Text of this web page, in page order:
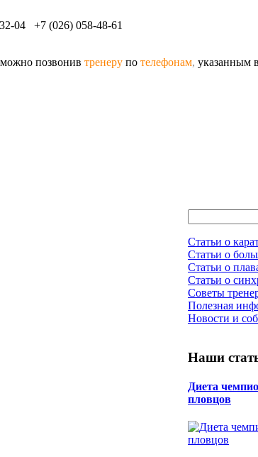
04 +7 (026) 058-48-61
можно позвонив тренеру по телефонам, указанным
Статьи о
Статьи о
Статьи о
Статьи о
Советы
Полезная
Новости и
Наши
Диета
пловцов